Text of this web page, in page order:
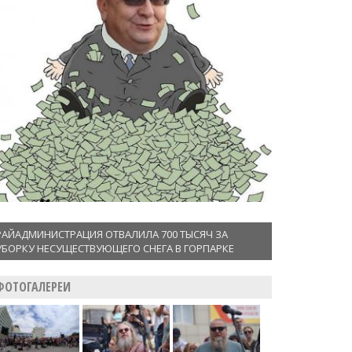
ОТВАЛИЛА 700 ТЫСЯЧ ЗА
НЕСУЩЕСТВУЮЩЕГО СНЕГА В ГОРПАРКЕ